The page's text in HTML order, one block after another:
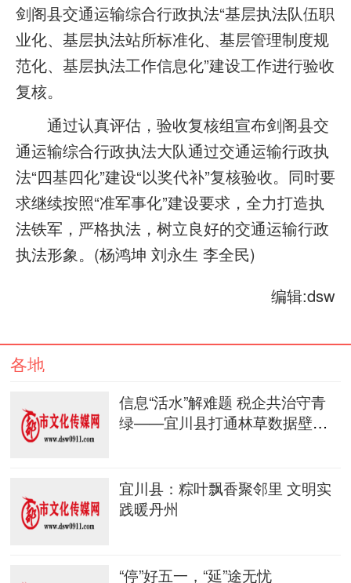
剑阁县交通运输综合行政执法“基层执法队伍职
业化、基层执法站所标准化、基层管理制度规
范化、基层执法工作信息化”建设工作进行验收
复核。
通过认真评估，验收复核组宣布剑阁县交
通运输综合行政执法大队通过交通运输行政执
法“四基四化”建设“以奖代补”复核验收。同时要
求继续按照“准军事化”建设要求，全力打造执
法铁军，严格执法，树立良好的交通运输行政
执法形象。(杨鸿坤 刘永生 李全民)
编辑:dsw
各地
信息“活水”解难题 税企共治守青
绿——宜川县打通林草数据壁垒
宜川县：粽叶飘香聚邻里 文明实
践暖丹州
“停”好五一，“延”途无忧